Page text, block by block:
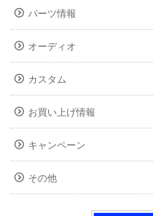
パーツ情報
オーディオ
カスタム
お買い上げ情報
キャンペーン
その他